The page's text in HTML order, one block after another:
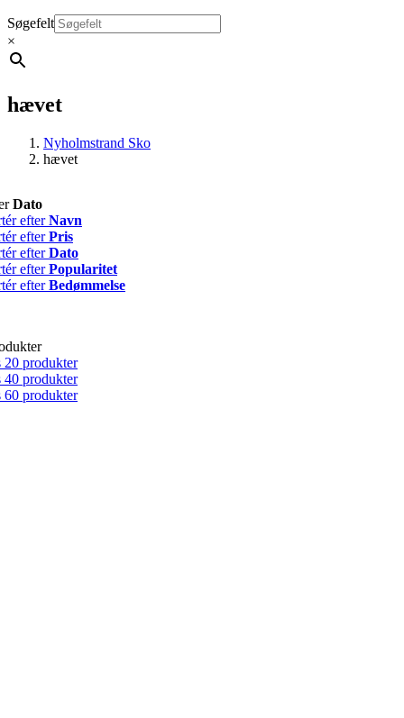
Søgefelt
×
hævet
Nyholmstrand Sko
hævet
Dato
efterNavn
efterPris
efterDato
efterPopularitet
efterBedømmelse
20 produkter
40 produkter
60 produkter